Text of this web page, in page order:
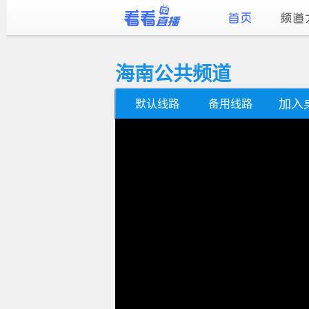
海南公共频道
默认线路 备用线路 加入